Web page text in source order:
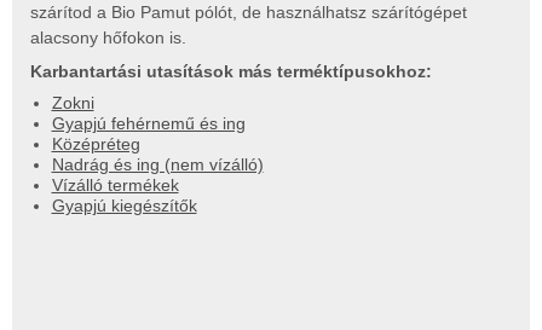
szárítod a Bio Pamut pólót, de használhatsz szárítógépet
alacsony hőfokon is.
Karbantartási utasítások más terméktípusokhoz:
Zokni
Gyapjú fehérnemű és ing
Középréteg
Nadrág és ing (nem vízálló)
Vízálló termékek
Gyapjú kiegészítők